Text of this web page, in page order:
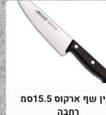
סכין שף ארקוס 15.5סמ